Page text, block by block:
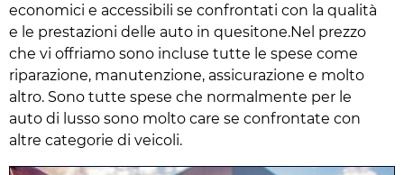
economici e accessibili se confrontati con la qualità
e le prestazioni delle auto in quesitone.Nel prezzo
che vi offriamo sono incluse tutte le spese come
riparazione, manutenzione, assicurazione e molto
altro. Sono tutte spese che normalmente per le
auto di lusso sono molto care se confrontate con
altre categorie di veicoli.